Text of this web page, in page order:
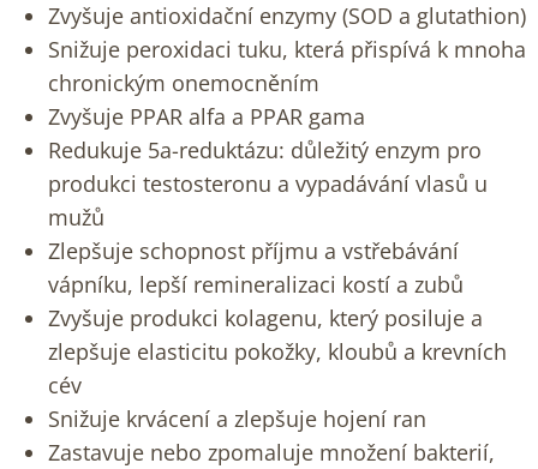
Zvyšuje antioxidační enzymy (SOD a glutathion)
Snižuje peroxidaci tuku, která přispívá k mnoha
chronickým onemocněním
Zvyšuje PPAR alfa a PPAR gama
Redukuje 5a-reduktázu: důležitý enzym pro
produkci testosteronu a vypadávání vlasů u
mužů
Zlepšuje schopnost příjmu a vstřebávání
vápníku, lepší remineralizaci kostí a zubů
Zvyšuje produkci kolagenu, který posiluje a
zlepšuje elasticitu pokožky, kloubů a krevních
cév
Snižuje krvácení a zlepšuje hojení ran
Zastavuje nebo zpomaluje množení bakterií,